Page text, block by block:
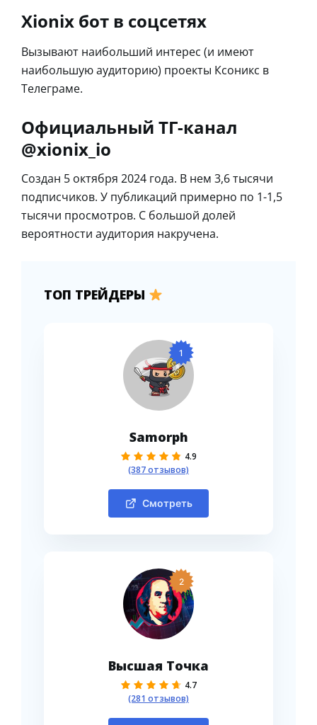
Xionix бот в соцсетях
Вызывают наибольший интерес (и имеют
наибольшую аудиторию) проекты Ксоникс в
Телеграме.
Официальный ТГ-канал
@xionix_io
Создан 5 октября 2024 года. В нем 3,6 тысячи
подписчиков. У публикаций примерно по 1-1,5
тысячи просмотров. С большой долей
вероятности аудитория накручена.
ТОП ТРЕЙДЕРЫ
1
Samorph
4.9
(387 отзывов)
Смотреть
2
Высшая Точка
4.7
(281 отзывов)